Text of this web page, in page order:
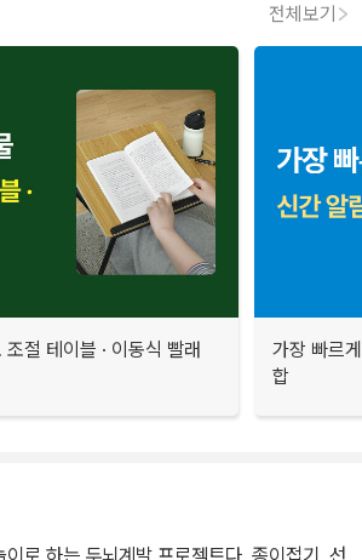
전체보기
절 테이블 · 이동식 빨래
가장 빠르
합
로 하는 두뇌계발 프로젝트다. 종이접기, 선